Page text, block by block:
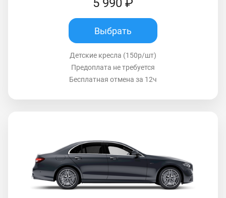
5 990 ₽
Выбрать
Детские кресла (150р/шт)
Предоплата не требуется
Бесплатная отмена за 12ч